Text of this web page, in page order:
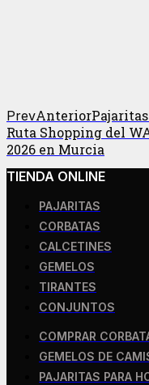
PrevAnterior
Ruta Shopping del
2026 en Murcia
TIENDA ONLINE
PAJARITAS
CORBATAS
CALCETINES
GEMELOS
TIRANTES
CONJUNTOS
COMPRAR
GEMELOS DE
PAJARITAS PARA